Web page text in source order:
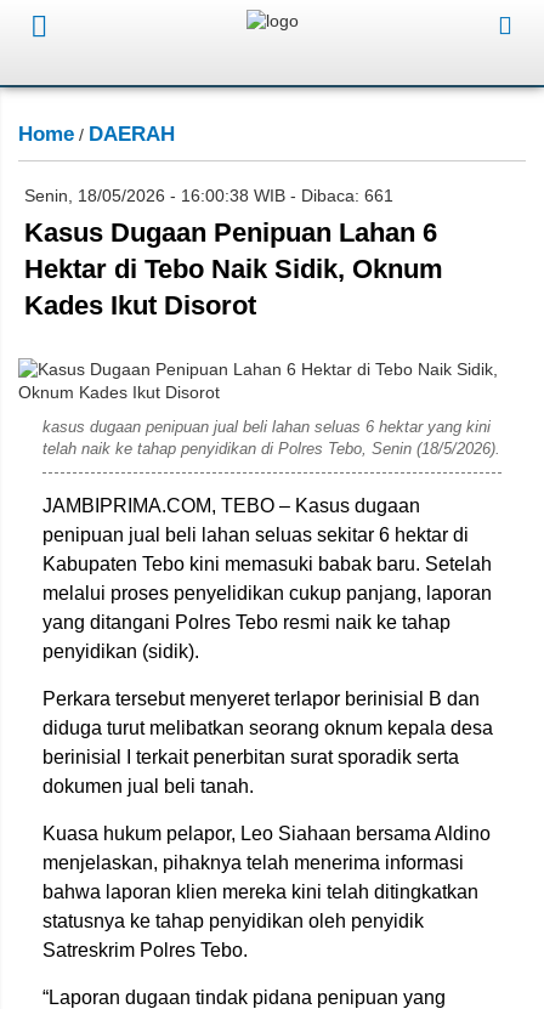
Home / DAERAH
Senin, 18/05/2026 - 16:00:38 WIB - Dibaca: 661
Kasus Dugaan Penipuan Lahan 6
Hektar di Tebo Naik Sidik, Oknum
Kades Ikut Disorot
kasus dugaan penipuan jual beli lahan seluas 6 hektar yang kini
telah naik ke tahap penyidikan di Polres Tebo, Senin (18/5/2026).
JAMBIPRIMA.COM, TEBO – Kasus dugaan
penipuan jual beli lahan seluas sekitar 6 hektar di
Kabupaten Tebo kini memasuki babak baru. Setelah
melalui proses penyelidikan cukup panjang, laporan
yang ditangani Polres Tebo resmi naik ke tahap
penyidikan (sidik).
Perkara tersebut menyeret terlapor berinisial B dan
diduga turut melibatkan seorang oknum kepala desa
berinisial I terkait penerbitan surat sporadik serta
dokumen jual beli tanah.
Kuasa hukum pelapor, Leo Siahaan bersama Aldino
menjelaskan, pihaknya telah menerima informasi
bahwa laporan klien mereka kini telah ditingkatkan
statusnya ke tahap penyidikan oleh penyidik
Satreskrim Polres Tebo.
“Laporan dugaan tindak pidana penipuan yang